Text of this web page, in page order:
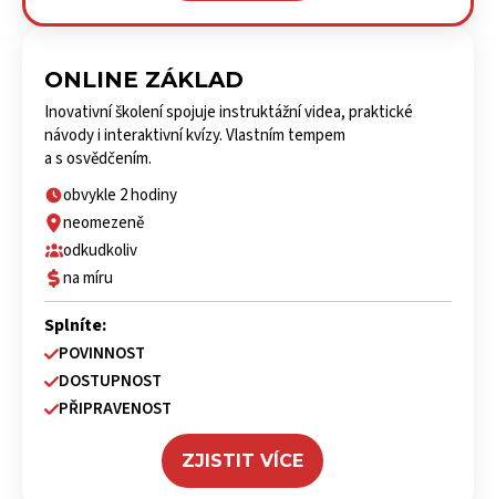
ONLINE ZÁKLAD
Inovativní školení spojuje instruktážní videa, praktické
návody i interaktivní kvízy. Vlastním tempem
a s osvědčením.
obvykle 2 hodiny
neomezeně
odkudkoliv
na míru
Splníte:
POVINNOST
DOSTUPNOST
PŘIPRAVENOST
ZJISTIT VÍCE